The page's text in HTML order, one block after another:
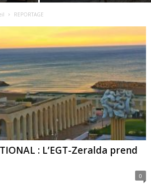
REPORTAGE
: L’EGT-Zeralda prend
0